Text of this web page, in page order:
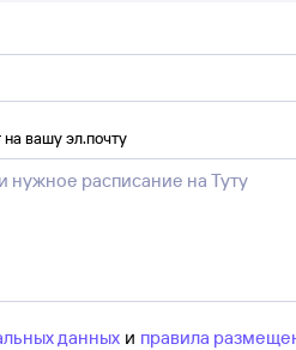
вашу эл.почту
данных и правила